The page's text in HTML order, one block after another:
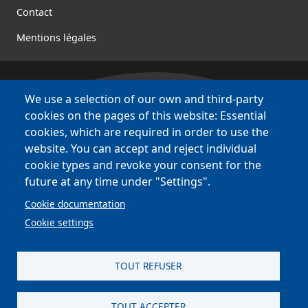
Contact
Mentions légales
Bretagne Culture Diversité
des sites variés !
Sites
BCD
Bazhvalan
Bécédia
BED
PCI
We use a selection of our own and third-party
cookies on the pages of this website: Essential
cookies, which are required in order to use the
website. You can accept and reject individual
cookie types and revoke your consent for the
future at any time under "Settings".
Cookie documentation
Cookie settings
TOUT REFUSER